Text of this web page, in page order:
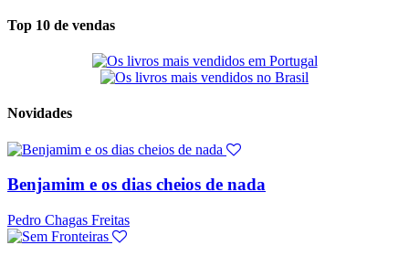
Top 10 de vendas
Novidades
Benjamim e os dias cheios de nada
Pedro Chagas Freitas